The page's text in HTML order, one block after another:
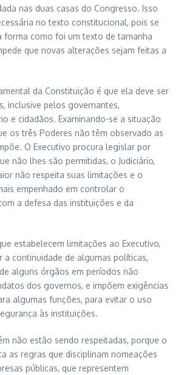
nas duas casas do Congresso. Isso
no texto constitucional, pois se
forma como foi um texto de tamanha
que novas alterações sejam feitas a
da Constituição é que ela deve ser
inclusive pelos governantes,
e cidadãos. Examinando-se a situação
os três Poderes não têm observado as
O Executivo procura legislar por
não lhes são permitidas, o Judiciário,
não respeita suas limitações e o
empenhado em controlar o
a defesa das instituições e da
estabelecem limitações ao Executivo,
a continuidade de algumas políticas,
alguns órgãos em períodos não
dos governos, e impõem exigências
algumas funções, para evitar o uso
às instituições.
não estão sendo respeitadas, porque o
as regras que disciplinam nomeações
públicas, que representem